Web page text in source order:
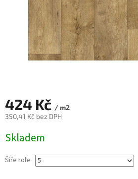
424 Kč / m2
350,41 Kč bez DPH
cena:
Skladem
Šíře role